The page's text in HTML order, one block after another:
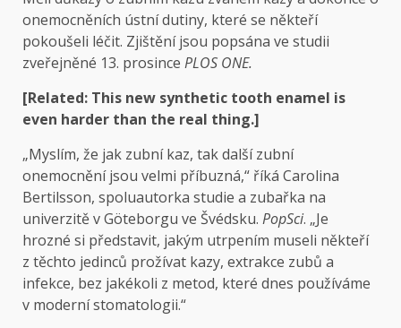
onemocněních ústní dutiny, které se někteří
pokoušeli léčit. Zjištění jsou popsána ve studii
zveřejněné 13. prosince PLOS ONE.
[Related: This new synthetic tooth enamel is
even harder than the real thing.]
„Myslím, že jak zubní kaz, tak další zubní
onemocnění jsou velmi příbuzná,“ říká Carolina
Bertilsson, spoluautorka studie a zubařka na
univerzitě v Göteborgu ve Švédsku. PopSci. „Je
hrozné si představit, jakým utrpením museli někteří
z těchto jedinců prožívat kazy, extrakce zubů a
infekce, bez jakékoli z metod, které dnes používáme
v moderní stomatologii.“